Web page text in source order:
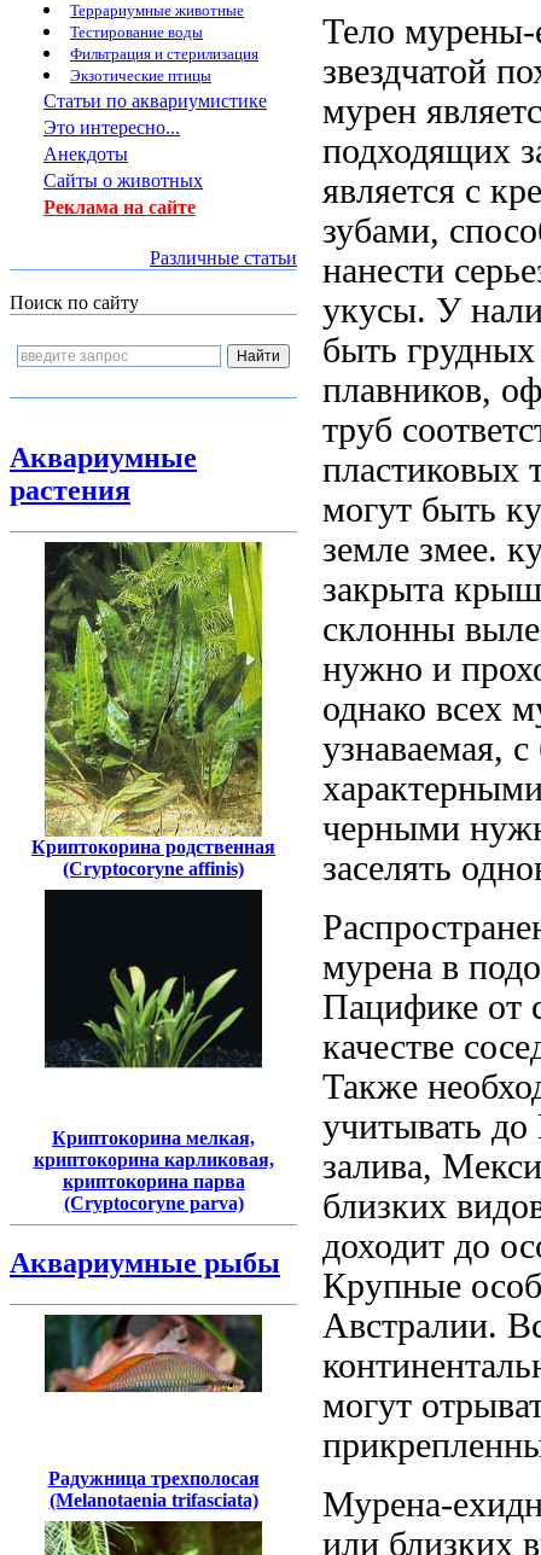
Террариумные животные
Тестирование воды
Фильтрация и стерилизация
Экзотические птицы
Статьи по аквариумистике
Это интересно...
Анекдоты
Сайты о животных
Реклама на сайте
Различные статьи
Поиск по сайту
Аквариумные
растения
Криптокорина родственная
(Cryptocoryne affinis)
Криптокорина мелкая,
криптокорина карликовая,
криптокорина парва
(Cryptocoryne parva)
Аквариумные рыбы
Радужница трехполосая
(Melanotaenia trifasciata)
Тело
звездчатой
мурен
подходящих
является с
зубами,
нанести
укусы. У
быть
плавников,
труб
пластиковых
могут быть
земле змее.
закрыта
склонны
нужно и
однако всех
узнаваемая, с
черными
заселять
мурена в
Пацифике от
качестве
Также
учитывать до
залива,
близких
доходит до
Крупные
Австралии.
могут
Мурена-
или близких